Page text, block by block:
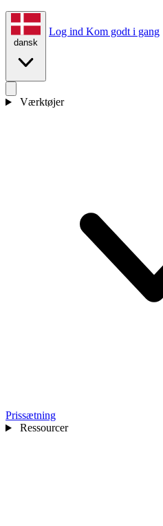
dansk
Log ind Kom godt i gang
Værktøjer
Prissætning
Ressourcer